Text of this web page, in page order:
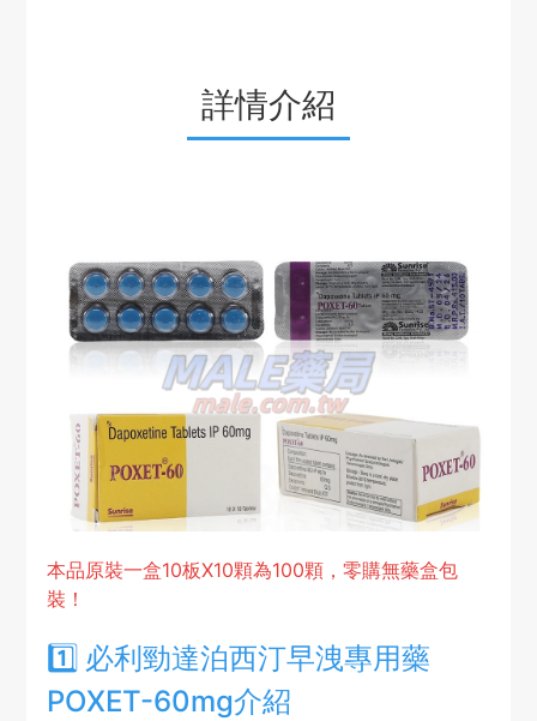
詳情介紹
本品原裝一盒10板X10顆為100顆，零購無藥盒包
裝！
1️⃣ 必利勁達泊西汀早洩專用藥
POXET-60mg介紹